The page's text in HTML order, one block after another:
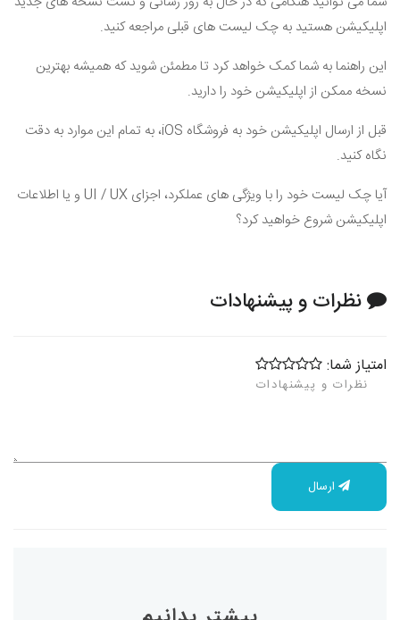
اپلیکیشن هستید به چک لیست های قبلی مراجعه کنید.
این راهنما به شما کمک خواهد کرد تا مطمئن شوید که همیشه بهترین
نسخه ممکن از اپلیکیشن خود را دارید.
قبل از ارسال اپلیکیشن خود به فروشگاه iOS، به تمام این موارد به دقت
نگاه کنید.
آیا چک لیست خود را با ویژگی های عملکرد، اجزای UI / UX و یا اطلاعات
اپلیکیشن شروع خواهید کرد؟
نظرات و پیشنهادات
امتیاز شما:
ارسال